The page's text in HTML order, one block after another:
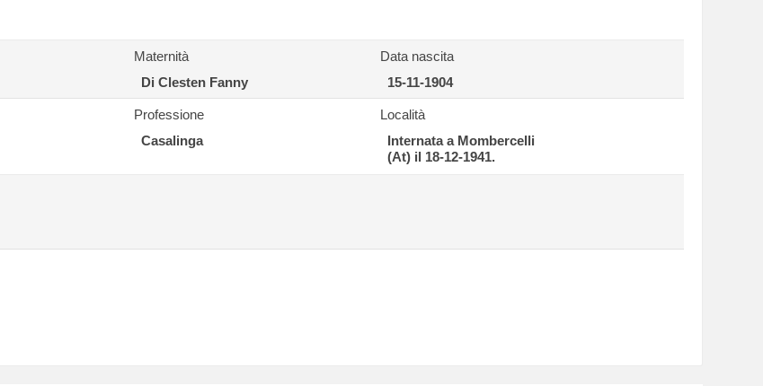
Maternità
Di Clesten Fanny
Data nascita
15-11-1904
Professione
Casalinga
Località
Internata a Mombercelli
(At) il 18-12-1941.